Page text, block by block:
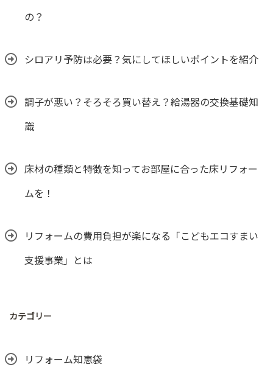
の？
シロアリ予防は必要？気にしてほしいポイントを紹介
調子が悪い？そろそろ買い替え？給湯器の交換基礎知
識
床材の種類と特徴を知ってお部屋に合った床リフォー
ムを！
リフォームの費用負担が楽になる「こどもエコすまい
支援事業」とは
カテゴリー
リフォーム知恵袋